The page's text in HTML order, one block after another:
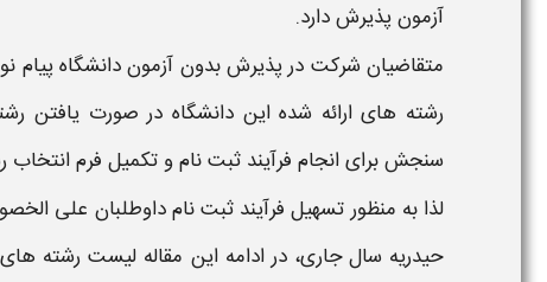
آزمونپذیرش دارد.
متقاضیان شرکت در پذیرشبدون آزمون دانشگاه پیام
رشته هایارائه شده ایندانشگاه در صورت یافتن
سنجش برای انجام فرآیند ثبت نام و تکمیل فرم انتخاب
لذا به منظور تسهیل فرآیند ثبت نامداوطلبان علی
حیدریه سالجاری، در ادامه این مقاله لیست رشته های